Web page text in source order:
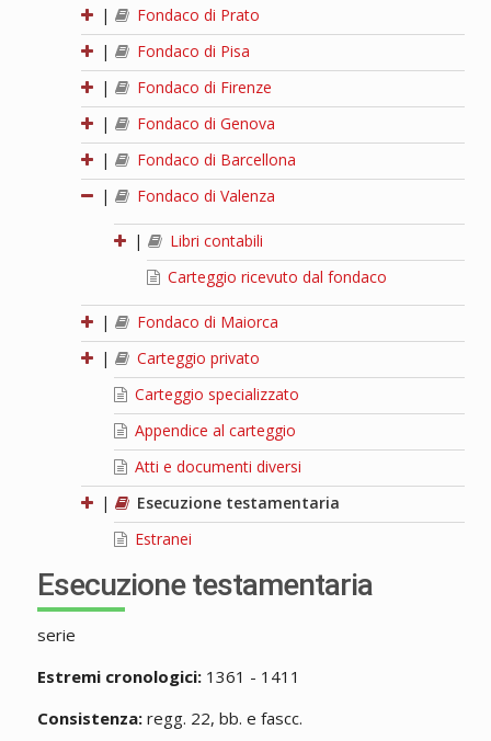
|
Fondaco di Prato
|
Fondaco di Pisa
|
Fondaco di Firenze
|
Fondaco di Genova
|
Fondaco di Barcellona
|
Fondaco di Valenza
|
Libri contabili
Carteggio ricevuto dal fondaco
|
Fondaco di Maiorca
|
Carteggio privato
Carteggio specializzato
Appendice al carteggio
Atti e documenti diversi
|
Esecuzione testamentaria
Estranei
Esecuzione testamentaria
serie
Estremi cronologici:1361 - 1411
Consistenza:regg. 22, bb. e fascc.